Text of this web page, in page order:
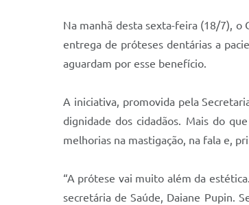
Na manhã desta sexta-feira (18/7), o
entrega de próteses dentárias a
aguardam por esse benefício.
A iniciativa, promovida pela
dignidade dos cidadãos. Mais do
melhorias na mastigação, na fala e,
“A prótese vai muito além da
secretária de Saúde, Daiane Pupin.